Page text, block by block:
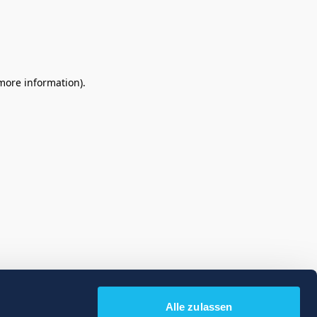
Alle zulassen
information).